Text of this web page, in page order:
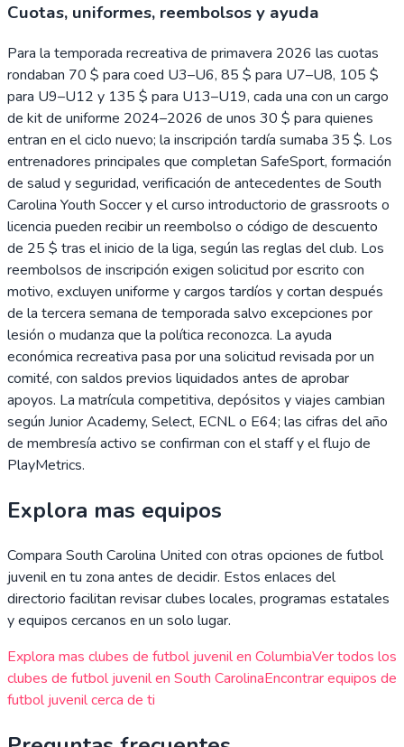
Cuotas, uniformes, reembolsos y ayuda
Para la temporada recreativa de primavera 2026 las cuotas
rondaban 70 $ para coed U3–U6, 85 $ para U7–U8, 105 $
para U9–U12 y 135 $ para U13–U19, cada una con un cargo
de kit de uniforme 2024–2026 de unos 30 $ para quienes
entran en el ciclo nuevo; la inscripción tardía sumaba 35 $. Los
entrenadores principales que completan SafeSport, formación
de salud y seguridad, verificación de antecedentes de South
Carolina Youth Soccer y el curso introductorio de grassroots o
licencia pueden recibir un reembolso o código de descuento
de 25 $ tras el inicio de la liga, según las reglas del club. Los
reembolsos de inscripción exigen solicitud por escrito con
motivo, excluyen uniforme y cargos tardíos y cortan después
de la tercera semana de temporada salvo excepciones por
lesión o mudanza que la política reconozca. La ayuda
económica recreativa pasa por una solicitud revisada por un
comité, con saldos previos liquidados antes de aprobar
apoyos. La matrícula competitiva, depósitos y viajes cambian
según Junior Academy, Select, ECNL o E64; las cifras del año
de membresía activo se confirman con el staff y el flujo de
PlayMetrics.
Explora mas equipos
Compara South Carolina United con otras opciones de futbol
juvenil en tu zona antes de decidir. Estos enlaces del
directorio facilitan revisar clubes locales, programas estatales
y equipos cercanos en un solo lugar.
Explora mas clubes de futbol juvenil en ColumbiaVer todos los
clubes de futbol juvenil en South CarolinaEncontrar equipos de
futbol juvenil cerca de ti